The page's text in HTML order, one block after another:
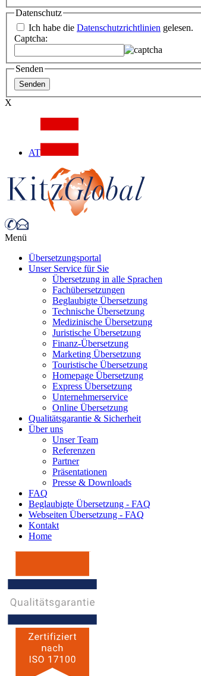
Datenschutz
Ich habe die Datenschutzrichtlinien gelesen.
Captcha:
Senden
X
AT
Menü
Übersetzungsportal
Unser Service für Sie
Übersetzung in alle Sprachen
Fachübersetzungen
Beglaubigte Übersetzung
Technische Übersetzung
Medizinische Übersetzung
Juristische Übersetzung
Finanz-Übersetzung
Marketing Übersetzung
Touristische Übersetzung
Homepage Übersetzung
Express Übersetzung
Unternehmerservice
Online Übersetzung
Qualitätsgarantie & Sicherheit
Über uns
Unser Team
Referenzen
Partner
Präsentationen
Presse & Downloads
FAQ
Beglaubigte Übersetzung - FAQ
Webseiten Übersetzung - FAQ
Kontakt
Home